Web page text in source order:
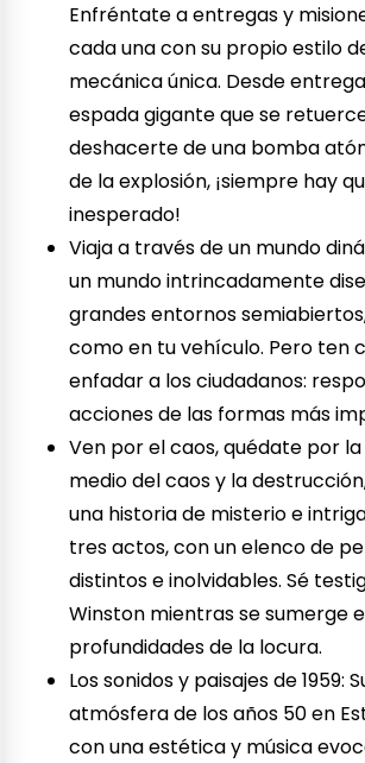
Enfréntate a entregas y
cada una con su propio estilo
mecánica única. Desde
espada gigante que se
deshacerte de una bomba
de la explosión, ¡siempre hay
inesperado!
Viaja a través de un mundo
un mundo intrincadamente
grandes entornos
como en tu vehículo. Pero ten
enfadar a los ciudadanos:
acciones de las formas más
Ven por el caos, quédate por la
medio del caos y la
una historia de misterio e
tres actos, con un elenco de
distintos e inolvidables. Sé
Winston mientras se sumerge
profundidades de la locura.
Los sonidos y paisajes de 1959:
atmósfera de los años 50 en
con una estética y música